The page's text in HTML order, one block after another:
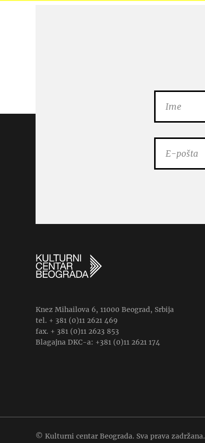
Knez Mihailova 6, 11000 Beograd, Srbija
tel. + 381 (0)11 2621 469
fax. + 381 (0)11 2623 853
Blagajna DKC-a: +381 (0)11 2621 174
© Kulturni centar Beograda. Sva prava zadržana.